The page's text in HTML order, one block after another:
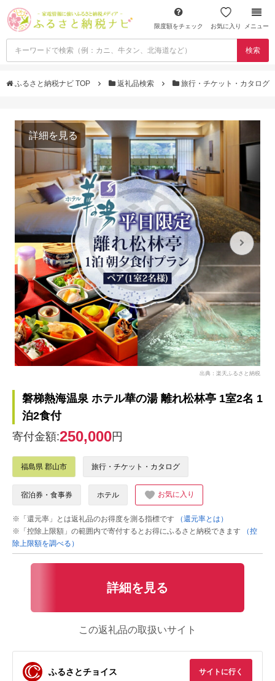
限度額をチェック お気に入り メニュー
検索
ふるさと納税ナビ TOP 返礼品検索 旅行・チケット・カタログ
詳細を見る
出典：楽天ふるさと納税
磐梯熱海温泉 ホテル華の湯 離れ松林亭 1室2名 1
泊2食付
寄付金額:250,000円
福島県 郡山市 旅行・チケット・カタログ
宿泊券・食事券 ホテル お気に入り
※「還元率」とは返礼品のお得度を測る指標です
（還元率とは）
※「控除上限額」の範囲内で寄付するとお得にふるさと納税できます
（控
除上限額を調べる）
詳細を見る
この返礼品の取扱いサイト
ふるさとチョイス サイトに行く